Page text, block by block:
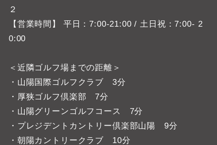
２
【営業時間】 平日：7:00-21:00 / 土日祝：7:00- 2
0:00
＜近隣ゴルフ場までの距離＞
・山陽国際ゴルフクラブ 3分
・厚狭ゴルフ倶楽部 7分
・山陽グリーンゴルフコース 7分
・プレジデントカントリー倶楽部山陽 9分
・朝陽カントリークラブ 10分